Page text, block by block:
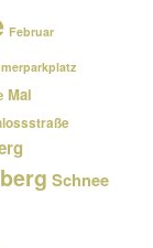
Februar
Mai
Schnee